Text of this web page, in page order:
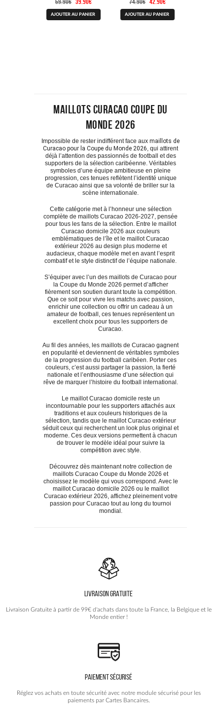
prix
initial
était :
prix
actuel
est :
AJOUTER AU PANIER
Ce
produit
du
produit
prix
initial
était :
prix
actuel
est :
AJOUTER AU PANIER
Ce
produit
Maillots Curacao Coupe du
Monde 2026
Impossible de rester indifférent face aux maillots de
Curacao pour la Coupe du Monde 2026 , qui attirent
déjà l’attention des passionnés de football et des
supporters de la sélection caribéenne. Véritables
symboles d’une équipe ambitieuse en pleine
progression, ces tenues reflètent l’identité unique
de Curacao ainsi que sa volonté de briller sur la
scène internationale.
Cette catégorie met à l’honneur une sélection
complète de maillots Curacao 2026-2027, pensée
pour tous les fans de la sélection. Entre le maillot
Curacao domicile 2026 aux couleurs
emblématiques de l’île et le maillot Curacao
extérieur 2026 au design plus moderne et
audacieux, chaque modèle met en avant l’esprit
combatif et le style distinctif de l’équipe nationale.
S’équiper avec l’un des maillots de Curacao pour
la Coupe du Monde 2026 permet d’afficher
fièrement son soutien durant toute la compétition.
Que ce soit pour vivre les matchs avec passion,
enrichir une collection ou offrir un cadeau à un
amateur de football, ces tenues représentent un
excellent choix pour tous les supporters de
Curacao.
Au fil des années, les maillots de Curacao gagnent
en popularité et deviennent de véritables symboles
de la progression du football caribéen. Porter ces
couleurs, c’est aussi partager la passion, la fierté
nationale et l’enthousiasme d’une sélection qui
rêve de marquer l’histoire du football international.
Le maillot Curacao domicile reste un
incontournable pour les supporters attachés aux
traditions et aux couleurs historiques de la
sélection, tandis que le maillot Curacao extérieur
séduit ceux qui recherchent un look plus original et
moderne. Ces deux versions permettent à chacun
de trouver le modèle idéal pour suivre la
compétition avec style.
Découvrez dès maintenant notre collection de
maillots Curacao Coupe du Monde 2026 et
choisissez le modèle qui vous correspond. Avec le
maillot Curacao domicile 2026 ou le maillot
Curacao extérieur 2026, affichez pleinement votre
passion pour Curacao tout au long du tournoi
mondial.
LIVRAISON GRATUITE
Livraison Gratuite à partir de 99€ d'achats dans toute la France, la Belgique et le
Monde entier !
PAIEMENT SÉCURISÉ
Réglez vos achats en toute sécurité avec notre module sécurisé pour les
paiements par Cartes Bancaires.